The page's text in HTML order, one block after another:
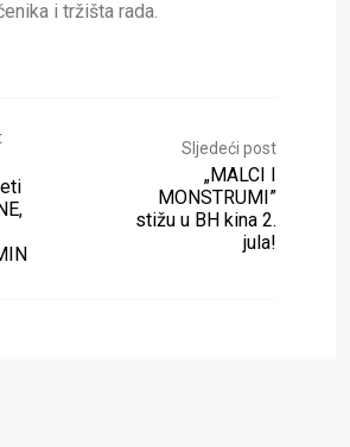
i tržišta rada.
Sljedeći post
„MALCI I
MONSTRUMI”
stižu u BH kina 2.
jula!